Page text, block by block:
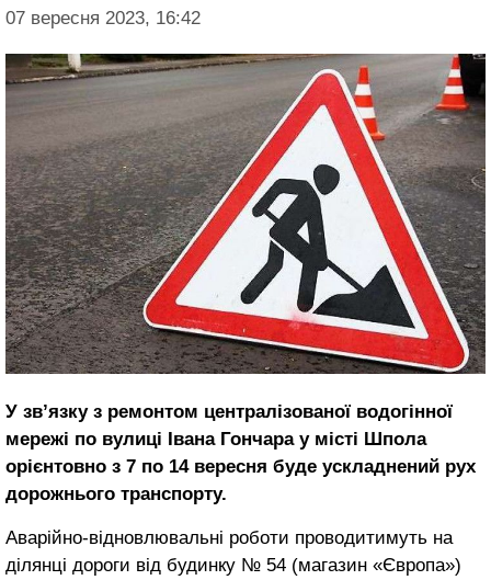
07 вересня 2023, 16:42
У зв’язку з ремонтом централізованої водогінної
мережі по вулиці Івана Гончара у місті Шпола
орієнтовно з 7 по 14 вересня буде ускладнений рух
дорожнього транспорту.
Аварійно-відновлювальні роботи проводитимуть на
ділянці дороги від будинку № 54 (магазин «Європа»)